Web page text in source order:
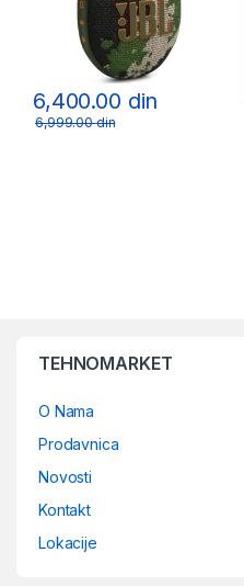
6,400.00 din
6,999.00din
TEHNOMARKET
O Nama
Prodavnica
Novosti
Kontakt
Lokacije